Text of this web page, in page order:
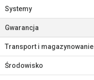
Systemy
Gwarancja
Transport i magazynowanie
Środowisko